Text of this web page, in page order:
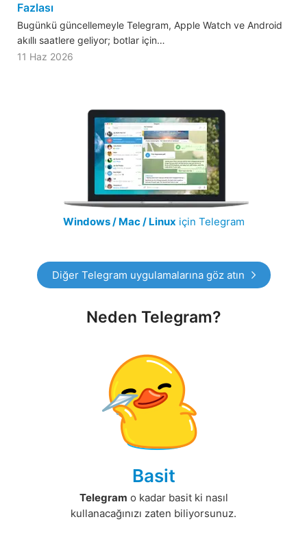
Fazlası
Bugünkü güncellemeyle Telegram, Apple Watch ve Android
akıllı saatlere geliyor; botlar için…
11 Haz 2026
Windows / Mac / Linux için Telegram
Diğer Telegram uygulamalarına göz atın
Neden Telegram?
Basit
Telegram o kadar basit ki nasıl
kullanacağınızı zaten biliyorsunuz.